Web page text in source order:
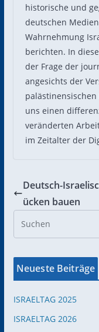
historische und
deutschen
Wahrnehmung
berichten. In
der Frage der
angesichts der
uns einen
veränderten
im Zeitalter der
Deutsch-
ücken bauen
Neueste Beiträge
ISRAELTAG 2025
ISRAELTAG 2026